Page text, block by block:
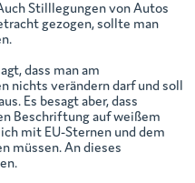
Stilllegungen von Autos
gezogen, sollte man
dass man am
nichts verändern darf und soll
Es besagt aber, dass
Beschriftung auf weißem
mit EU-Sternen und dem
müssen. An dieses